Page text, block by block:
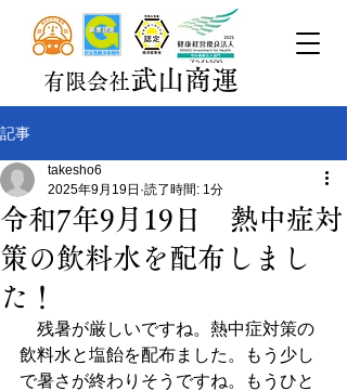
有限会社武山商運
記事
令和7年9月19日 熱中症対
策の飲料水を配布しまし
た！
takesho6
2025年9月19日 読了時間: 1分
残暑が厳しいですね。熱中症対策の
飲料水と塩飴を配布ました。もう少し
で暑さが終わりそうですね。もうひと